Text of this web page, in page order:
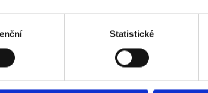
Statistické